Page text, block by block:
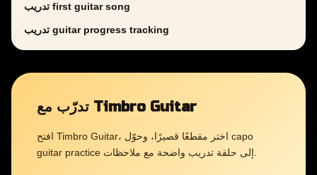
تدريب first guitar song
تدريب guitar progress tracking
تدرّب مع Timbro Guitar
افتح Timbro Guitar، اختر مقطعًا قصيرًا، وحوّل capo